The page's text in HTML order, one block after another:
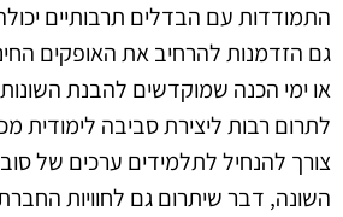
התמודדות עם הבדלים תרבותיים
גם הזדמנות להרחיב את האופקים
או ימי הכנה שמוקדשים להבנת
לתרום רבות ליצירת סביבה לימודית
צורך להנחיל לתלמידים ערכים של
השונה, דבר שיתרום גם לחוויות